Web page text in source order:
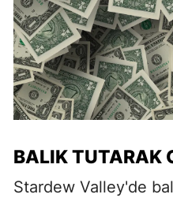
BALIK TUTARAK
Stardew Valley'de